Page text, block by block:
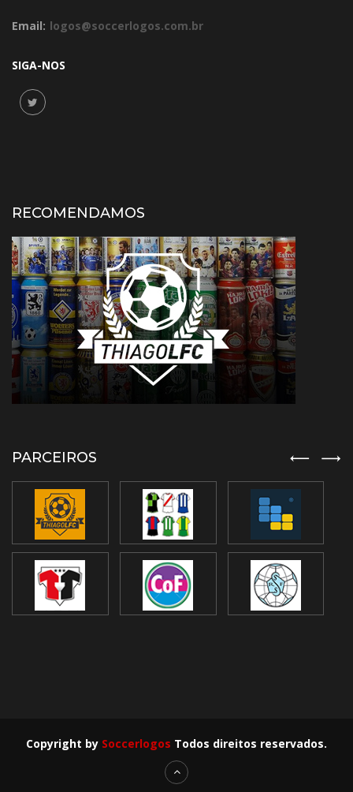
Email: logos@soccerlogos.com.br
SIGA-NOS
RECOMENDAMOS
PARCEIROS
Copyright by Soccerlogos Todos direitos reservados.